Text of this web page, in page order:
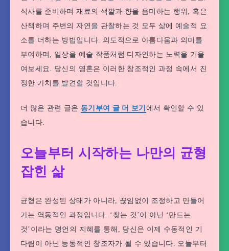
식사를 준비하며 재료의 색깔과 향을 음미하는 행위, 혹은
산책하며 주변의 자연을 관찰하는 것 모두 삶에 예술적 요
소를 더하는 방법입니다. 의도적으로 아름다움과 의미를
부여하며, 일상을 예술 작품처럼 디자인하는 노력을 기울
여보세요. 당신의 영혼은 이러한 창조적인 과정 속에서 진
정한 가치를 발견할 것입니다.
더 많은 관련 글은 동기부여 글 더 보기 에서 확인할 수 있
습니다.
오늘부터 시작하는 나만의 균형
잡힌 삶
균형은 완성된 상태가 아니라, 끊임없이 조정하고 만들어
가는 역동적인 과정입니다. ‘찾는 것’이 아닌 ‘만드는
것’이라는 명언의 지혜를 통해, 당신은 이제 수동적인 기
다림이 아닌 능동적인 창조자가 될 수 있습니다. 오늘부터